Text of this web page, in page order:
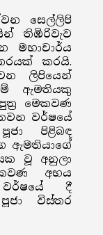
සෙල්ලිපි
තිඹිරිවැව
මහාචාර්ය
කරයි.
ලිපියෙන්
ඇමතියකු
මෙකවණ
වර්ෂයේ
පිළිබඳ
ඇමතියාගේ
වූ අනුලා
අභය
දී
විස්තර